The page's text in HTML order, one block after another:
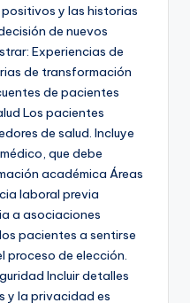
y las historias
de nuevos
Experiencias de
de transformación
de pacientes
Los pacientes
de salud. Incluye
que debe
académica Áreas
laboral previa
a asociaciones
pacientes a sentirse
proceso de elección.
Incluir detalles
y la privacidad es